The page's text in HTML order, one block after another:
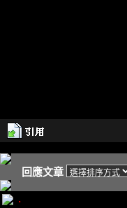
回應文章
.